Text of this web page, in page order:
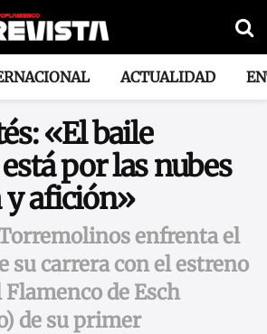
ACTUALIDAD
«El baile
por las nubes
y afición»
enfrenta el
su carrera con el estreno
de Esch
de su primer